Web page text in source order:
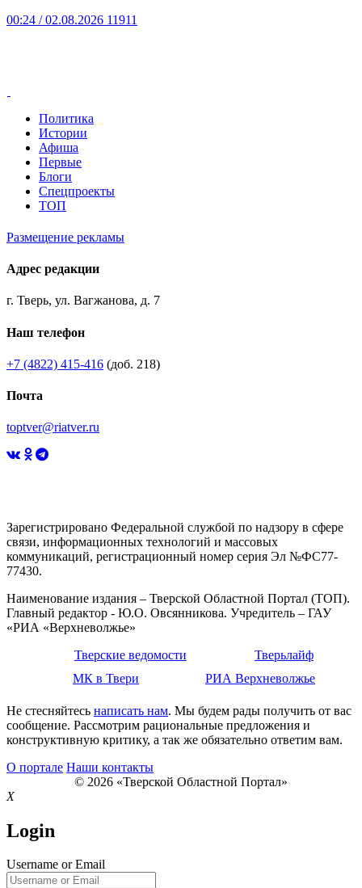
00:24 / 02.08.2026 11911
Политика
Истории
Афиша
Первые
Блоги
Спецпроекты
ТОП
Размещение рекламы
Адрес редакции
г. Тверь, ул. Вагжанова, д. 7
Наш телефон
+7 (4822) 415-416 (доб. 218)
Почта
toptver@riatver.ru
Зарегистрировано Федеральной службой по надзору в сфере
связи, информационных технологий и массовых
коммуникаций, регистрационный номер серия Эл №ФС77-
77430.
Наименование издания – Тверской Областной Портал (ТОП).
Главный редактор - Ю.О. Овсянникова. Учредитель – ГАУ
«РИА «Верхневолжье»
Тверские ведомости
Тверьлайф
МК в Твери
РИА Верхневолжье
Не стесняйтесь написать нам. Мы будем рады получить от вас
сообщение. Рассмотрим рациональные предложения и
конструктивную критику, а так же обязательно ответим вам.
О портале Наши контакты
© 2026 «Тверской Областной Портал»
X
Login
Username or Email